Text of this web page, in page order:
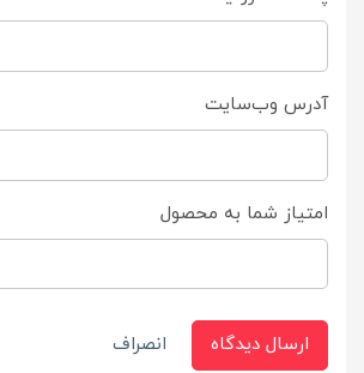
آدرس وب‌سایت
امتیاز شما به محصول
ارسال دیدگاه انصراف